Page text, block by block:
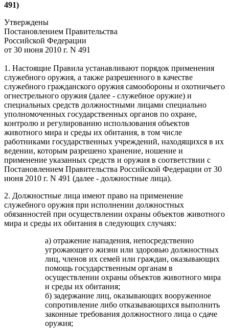
491)
Утверждены
Постановлением Правительства
Российской Федерации
от 30 июня 2010 г. N 491
1. Настоящие Правила устанавливают порядок применения
служебного оружия, а также разрешенного в качестве
служебного гражданского оружия самообороны и охотничьего
огнестрельного оружия (далее - служебное оружие) и
специальных средств должностными лицами специально
уполномоченных государственных органов по охране,
контролю и регулированию использования объектов
животного мира и среды их обитания, в том числе
работниками государственных учреждений, находящихся в их
ведении, которым разрешено хранение, ношение и
применение указанных средств и оружия в соответствии с
Постановлением Правительства Российской Федерации от 30
июня 2010 г. N 491 (далее - должностные лица).
2. Должностные лица имеют право на применение
служебного оружия при исполнении должностных
обязанностей при осуществлении охраны объектов животного
мира и среды их обитания в следующих случаях:
а) отражение нападения, непосредственно
угрожающего жизни или здоровью должностных
лиц, членов их семей или граждан, оказывающих
помощь государственным органам в
осуществлении охраны объектов животного мира
и среды их обитания;
б) задержание лиц, оказывающих вооруженное
сопротивление либо отказывающихся выполнить
законные требования должностного лица о сдаче
оружия;